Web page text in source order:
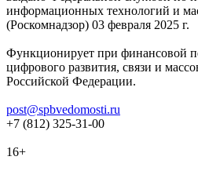
информационных технологий и
(Роскомнадзор) 03 февраля 2025 г.
Функционирует при финансовой
цифрового развития, связи и
Российской Федерации.
post@spbvedomosti.ru
+7 (812) 325-31-00
16+